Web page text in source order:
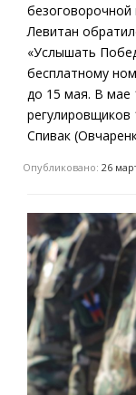
безоговорочной
Левитан
«Услышать
бесплатному
до 15 мая. В мае
регулировщиков
Спивак
Опубликовано: 26